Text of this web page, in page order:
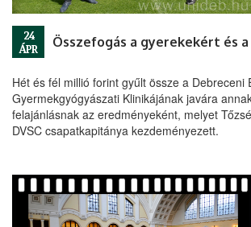
24
ÁPR
Hét és fél millió forint gyűlt össze a Debreceni
Gyermekgyógyászati Klinikájának javára
felajánlásnak az eredményeként, melyet
DVSC csapatkapitánya kezdeményezett.